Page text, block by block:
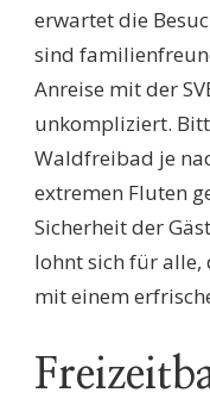
erwartet die
sind
Anreise mit der
unkompliziert.
Waldfreibad je
extremen Fluten
Sicherheit der
lohnt sich für alle,
mit einem